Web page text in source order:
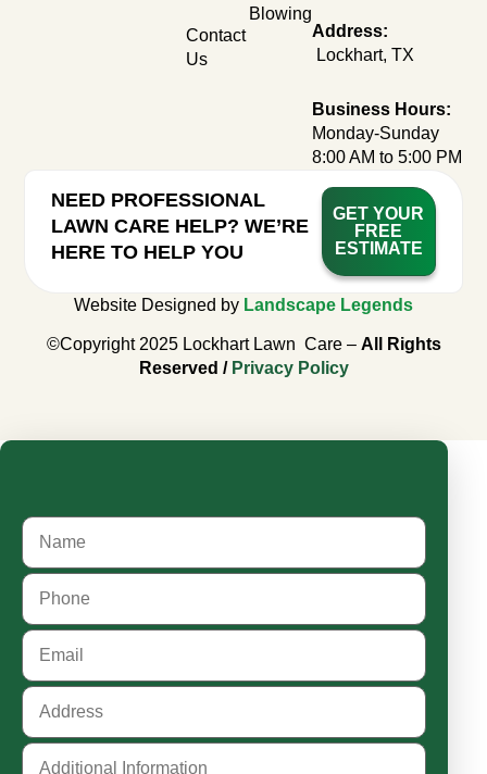
Contact
Us
Blowing
Address:
Lockhart, TX
Business Hours:
Monday-Sunday
8:00 AM to 5:00 PM
NEED PROFESSIONAL
LAWN CARE HELP? WE’RE
HERE TO HELP YOU
GET YOUR
FREE
ESTIMATE
Website Designed by Landscape Legends
©Copyright 2025 Lockhart Lawn Care – All Rights
Reserved / Privacy Policy